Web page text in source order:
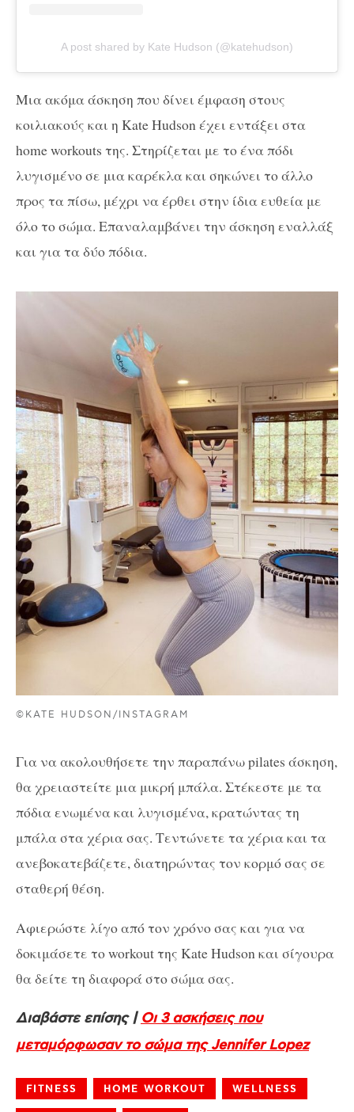
A post shared by Kate Hudson (@katehudson)
Μια ακόμα άσκηση που δίνει έμφαση στους
κοιλιακούς και η Kate Hudson έχει εντάξει στα
home workouts της. Στηρίζεται με το ένα πόδι
λυγισμένο σε μια καρέκλα και σηκώνει το άλλο
προς τα πίσω, μέχρι να έρθει στην ίδια ευθεία με
όλο το σώμα. Επαναλαμβάνει την άσκηση εναλλάξ
και για τα δύο πόδια.
©KATE HUDSON/INSTAGRAM
Για να ακολουθήσετε την παραπάνω pilates άσκηση,
θα χρειαστείτε μια μικρή μπάλα. Στέκεστε με τα
πόδια ενωμένα και λυγισμένα, κρατώντας τη
μπάλα στα χέρια σας. Τεντώνετε τα χέρια και τα
ανεβοκατεβάζετε, διατηρώντας τον κορμό σας σε
σταθερή θέση.
Αφιερώστε λίγο από τον χρόνο σας και για να
δοκιμάσετε το workout της Kate Hudson και σίγουρα
θα δείτε τη διαφορά στο σώμα σας.
Διαβάστε επίσης | Οι 3 ασκήσεις που
μεταμόρφωσαν το σώμα της Jennifer Lopez
FITNESS HOME WORKOUT WELLNESS